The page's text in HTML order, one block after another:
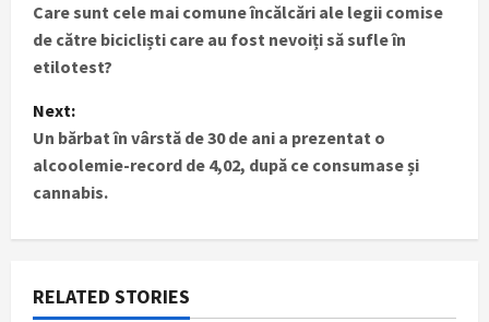
o
s
t
n
a
v
i
Care sunt cele mai comune încălcări ale legii comise
de către bicicliști care au fost nevoiți să sufle în
etilotest?
Next:
Un bărbat în vârstă de 30 de ani a prezentat o
alcoolemie-record de 4,02, după ce consumase și
cannabis.
RELATED STORIES